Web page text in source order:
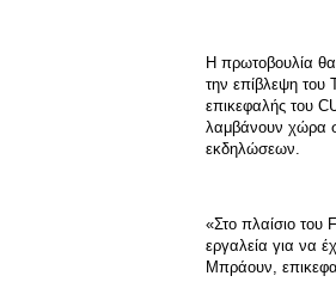
Η πρωτοβουλία
την επίβλεψη
επικεφαλής του
λαμβάνουν χώρα
εκδηλώσεων.
«Στο πλαίσιο
εργαλεία για να
Μπράουν,